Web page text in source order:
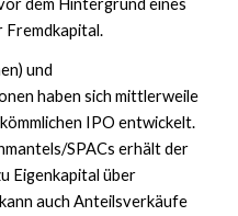
dem Hintergrund eines
Fremdkapital.
und
haben sich mittlerweile
IPO entwickelt.
SPACs erhält der
Eigenkapital über
auch Anteilsverkäufe